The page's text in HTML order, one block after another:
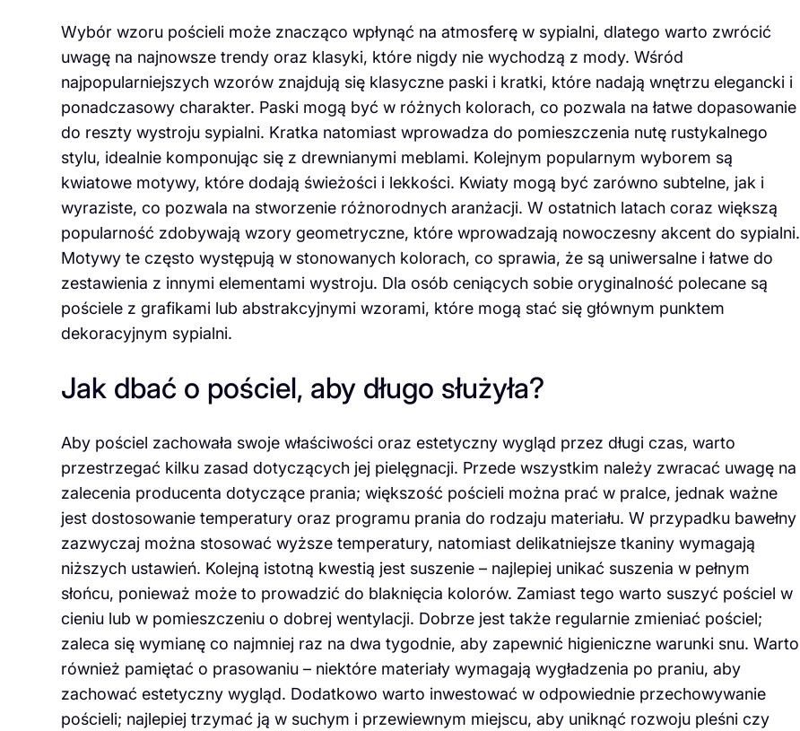
Wybór wzoru pościeli może znacząco wpłynąć na atmosferę w sypialni, dlatego warto zwrócić
uwagę na najnowsze trendy oraz klasyki, które nigdy nie wychodzą z mody. Wśród
najpopularniejszych wzorów znajdują się klasyczne paski i kratki, które nadają wnętrzu elegancki i
ponadczasowy charakter. Paski mogą być w różnych kolorach, co pozwala na łatwe dopasowanie
do reszty wystroju sypialni. Kratka natomiast wprowadza do pomieszczenia nutę rustykalnego
stylu, idealnie komponując się z drewnianymi meblami. Kolejnym popularnym wyborem są
kwiatowe motywy, które dodają świeżości i lekkości. Kwiaty mogą być zarówno subtelne, jak i
wyraziste, co pozwala na stworzenie różnorodnych aranżacji. W ostatnich latach coraz większą
popularność zdobywają wzory geometryczne, które wprowadzają nowoczesny akcent do sypialni.
Motywy te często występują w stonowanych kolorach, co sprawia, że są uniwersalne i łatwe do
zestawienia z innymi elementami wystroju. Dla osób ceniących sobie oryginalność polecane są
pościele z grafikami lub abstrakcyjnymi wzorami, które mogą stać się głównym punktem
dekoracyjnym sypialni.
Jak dbać o pościel, aby długo służyła?
Aby pościel zachowała swoje właściwości oraz estetyczny wygląd przez długi czas, warto
przestrzegać kilku zasad dotyczących jej pielęgnacji. Przede wszystkim należy zwracać uwagę na
zalecenia producenta dotyczące prania; większość pościeli można prać w pralce, jednak ważne
jest dostosowanie temperatury oraz programu prania do rodzaju materiału. W przypadku bawełny
zazwyczaj można stosować wyższe temperatury, natomiast delikatniejsze tkaniny wymagają
niższych ustawień. Kolejną istotną kwestią jest suszenie – najlepiej unikać suszenia w pełnym
słońcu, ponieważ może to prowadzić do blaknięcia kolorów. Zamiast tego warto suszyć pościel w
cieniu lub w pomieszczeniu o dobrej wentylacji. Dobrze jest także regularnie zmieniać pościel;
zaleca się wymianę co najmniej raz na dwa tygodnie, aby zapewnić higieniczne warunki snu. Warto
również pamiętać o prasowaniu – niektóre materiały wymagają wygładzenia po praniu, aby
zachować estetyczny wygląd. Dodatkowo warto inwestować w odpowiednie przechowywanie
pościeli; najlepiej trzymać ją w suchym i przewiewnym miejscu, aby uniknąć rozwoju pleśni czy